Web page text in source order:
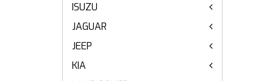
ISUZU
JAGUAR
JEEP
KIA